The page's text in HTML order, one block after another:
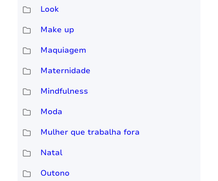
Look
Make up
Maquiagem
Maternidade
Mindfulness
Moda
Mulher que trabalha fora
Natal
Outono